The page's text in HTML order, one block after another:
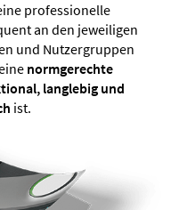
professionelle
an den jeweiligen
und Nutzergruppen
normgerechte
langlebig und
ist.